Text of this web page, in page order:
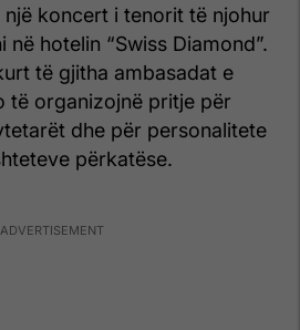
koncert i tenorit të njohur
hotelin “Swiss Diamond”.
të gjitha ambasadat e
të organizojnë pritje për
dhe për personalitete
përkatëse.